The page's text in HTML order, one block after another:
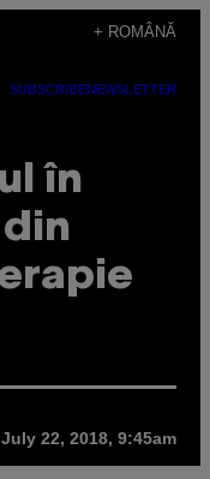
+ ROMÂNĂ
SUBSCRIBENEWSLETTER
în
July 22, 2018, 9:45am